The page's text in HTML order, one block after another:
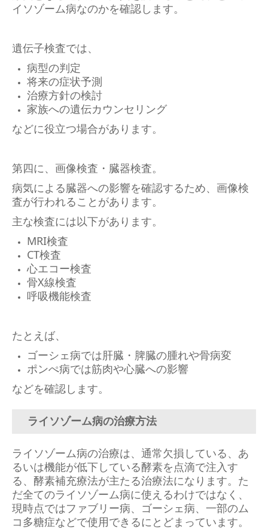
イソゾーム病なのかを確認します。
遺伝子検査では、
病型の判定
将来の症状予測
治療方針の検討
家族への遺伝カウンセリング
などに役立つ場合があります。
第四に、 画像検査・臓器検査。
病気による臓器への影響を確認するため、画像検
査が行われることがあります。
主な検査には以下があります。
MRI検査
CT検査
心エコー検査
骨X線検査
呼吸機能検査
たとえば、
ゴーシェ病では肝臓・脾臓の腫れや骨病変
ポンぺ病では筋肉や心臓への影響
などを確認します。
ライソゾーム病の治療方法
ライソゾーム病の治療は、通常欠損している、あ
るいは機能が低下している酵素を点滴で注入す
る、酵素補充療法が主たる治療法になります。た
だ全てのライソゾーム病に使えるわけではなく、
現時点ではファブリー病、ゴーシェ病、一部のム
コ多糖症などで使用できるにとどまっています。